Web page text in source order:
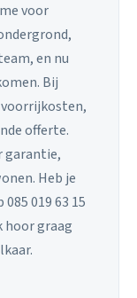
voor
en nu
Bij
voorrijkosten,
offerte.
garantie,
Heb je
019 63 15
hoor graag